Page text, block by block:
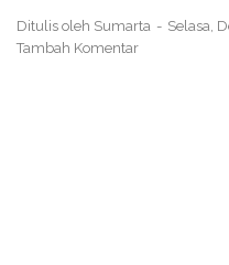
Ditulis oleh Sumarta
Selasa,
Tambah Komentar